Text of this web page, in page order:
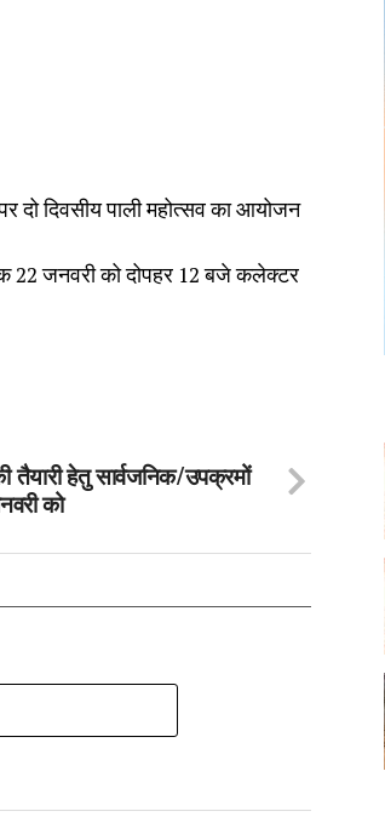
पर दो दिवसीय पाली महोत्सव का आयोजन
22 जनवरी को दोपहर 12 बजे कलेक्टर
तैयारी हेतु सार्वजनिक/उपक्रमों
को